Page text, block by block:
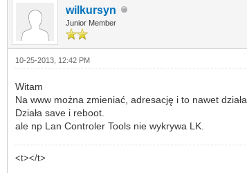
wilkursyn
Junior Member
10-25-2013, 12:42 PM
Witam
Na www można zmieniać, adresację i to nawet działa.
Działa save i reboot.
ale np Lan Controler Tools nie wykrywa LK.
<t></t>